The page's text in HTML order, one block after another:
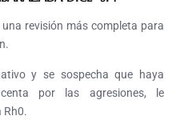
revisión más completa para
y se sospecha que haya
por las agresiones, le
Rh0.